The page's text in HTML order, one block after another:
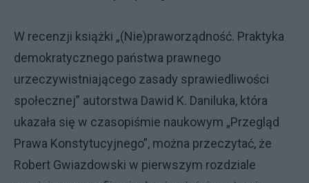
W recenzji książki „(Nie)praworządność. Praktyka
demokratycznego państwa prawnego
urzeczywistniającego zasady sprawiedliwości
społecznej” autorstwa Dawid K. Daniluka, która
ukazała się w czasopiśmie naukowym „Przegląd
Prawa Konstytucyjnego”, można przeczytać, że
Robert Gwiazdowski w pierwszym rozdziale